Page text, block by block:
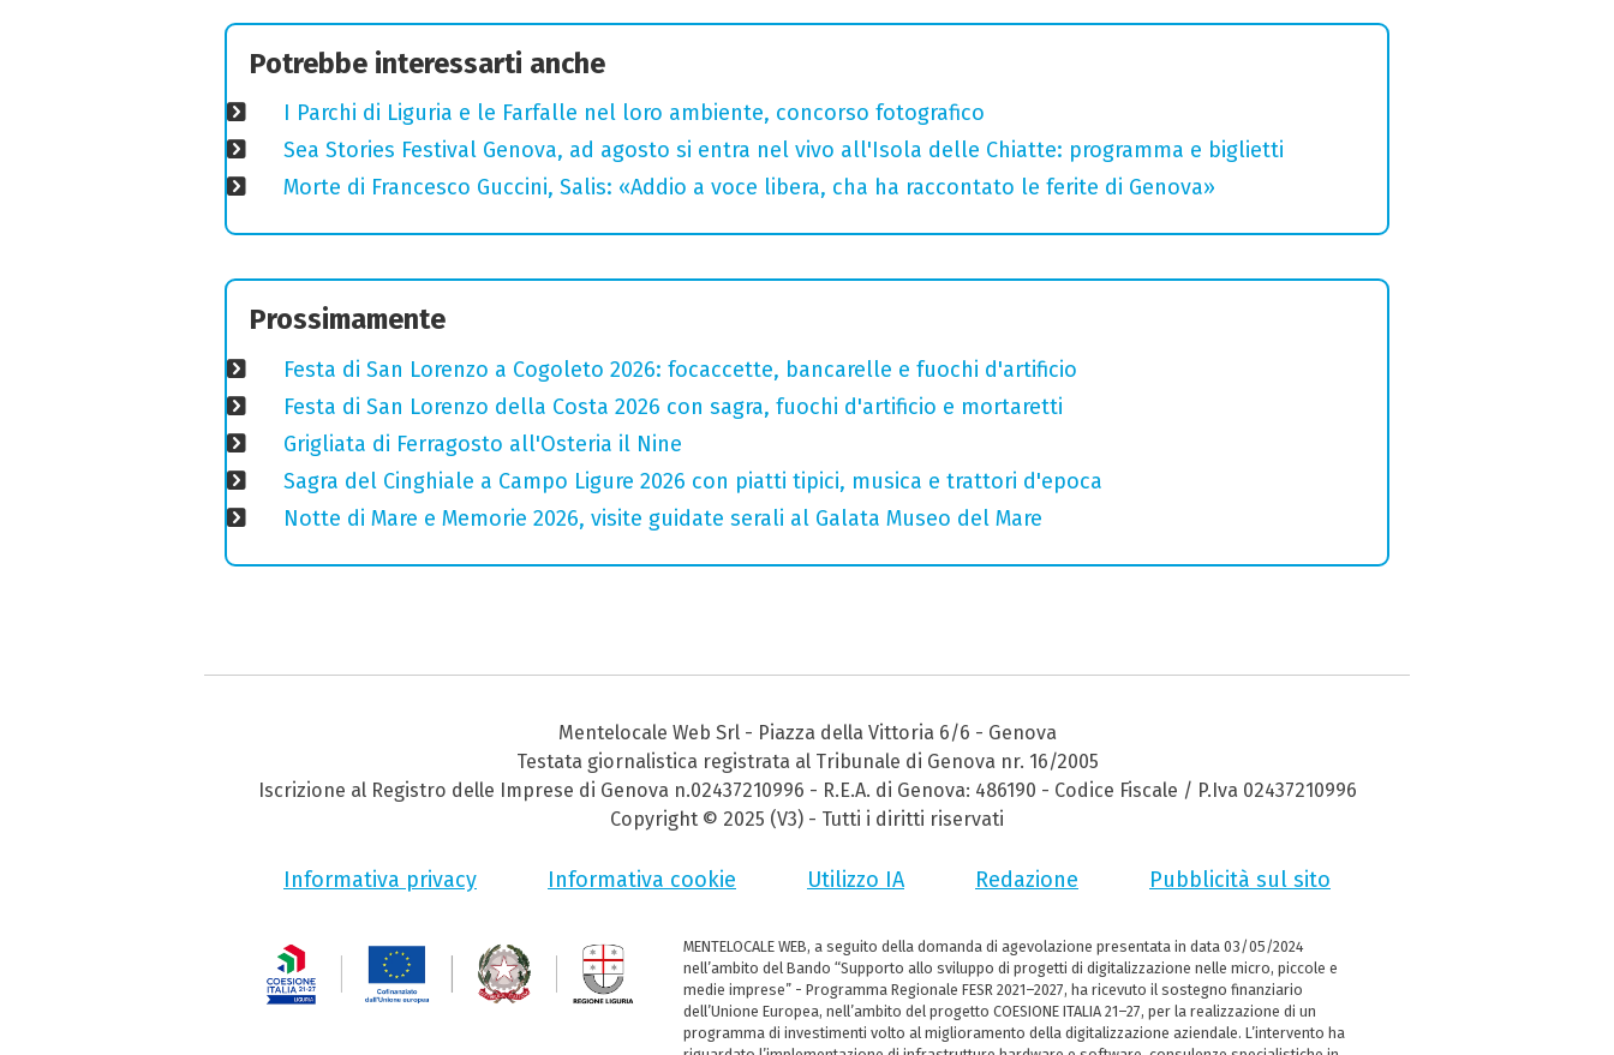
Potrebbe interessarti anche
I Parchi di Liguria e le Farfalle nel loro ambiente, concorso fotografico
Sea Stories Festival Genova, ad agosto si entra nel vivo all'Isola delle Chiatte: programma e biglietti
Morte di Francesco Guccini, Salis: «Addio a voce libera, cha ha raccontato le ferite di Genova»
Prossimamente
Festa di San Lorenzo a Cogoleto 2026: focaccette, bancarelle e fuochi d'artificio
Festa di San Lorenzo della Costa 2026 con sagra, fuochi d'artificio e mortaretti
Grigliata di Ferragosto all'Osteria il Nine
Sagra del Cinghiale a Campo Ligure 2026 con piatti tipici, musica e trattori d'epoca
Notte di Mare e Memorie 2026, visite guidate serali al Galata Museo del Mare
Mentelocale Web Srl - Piazza della Vittoria 6/6 - Genova
Testata giornalistica registrata al Tribunale di Genova nr. 16/2005
Iscrizione al Registro delle Imprese di Genova n.02437210996 - R.E.A. di Genova: 486190 - Codice Fiscale / P.Iva 02437210996
Copyright © 2025 (V3) - Tutti i diritti riservati
Informativa privacy Informativa cookie Utilizzo IA Redazione Pubblicità sul sito
MENTELOCALE WEB, a seguito della domanda di agevolazione presentata in data 03/05/2024
nell’ambito del Bando “Supporto allo sviluppo di progetti di digitalizzazione nelle micro, piccole e
medie imprese” - Programma Regionale FESR 2021–2027, ha ricevuto il sostegno finanziario
dell’Unione Europea, nell’ambito del progetto COESIONE ITALIA 21–27, per la realizzazione di un
programma di investimenti volto al miglioramento della digitalizzazione aziendale. L’intervento ha